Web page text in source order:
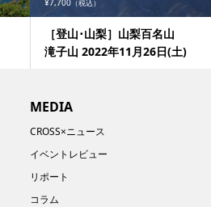
（税込）
［登山･山梨］山梨百名山
滝子山 2022年11月26日(土)
MEDIA
CROSS×ニュース
イベントレビュー
リポート
コラム